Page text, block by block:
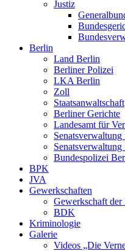
Justiz
Berlin
Land Berlin
Berliner Polizei
LKA Berlin
Zoll
Staatsanwaltschaft
Berliner Gerichte
Landesamt für
Senatsverwaltung
Bundespolizei
BPK
JVA
Gewerkschaften
Gewerkschaft der
BDK
Kriminologie
Galerie
Videos „Die